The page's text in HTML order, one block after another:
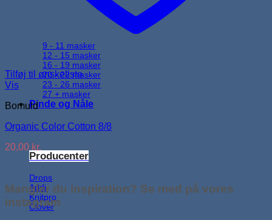
9 - 11 masker
12 - 15 masker
16 - 19 masker
20 - 22 masker
23 - 26 masker
27 + masker
Pinde og Nåle
Producenter
Drops
Addi
Knitpro
Clover
Tilføj til ønskeliste
Vis
Bomuld
Organic Color Cotton 8/8
20,00 kr.
Mangler du inspiration? Se med på vores
instagram